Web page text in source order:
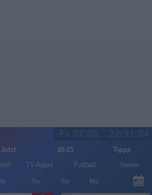
Jetzt 20:15
Tipps
TV-Agent Fußball Serien
Sa So Mo